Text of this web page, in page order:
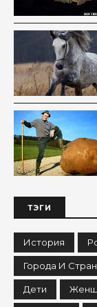
ТЭГИ
История
Города И
Дети